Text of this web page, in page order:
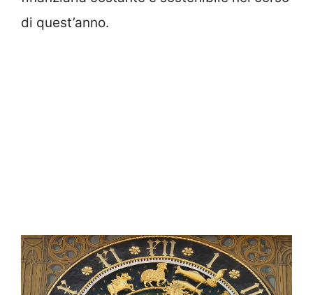
di quest’anno.